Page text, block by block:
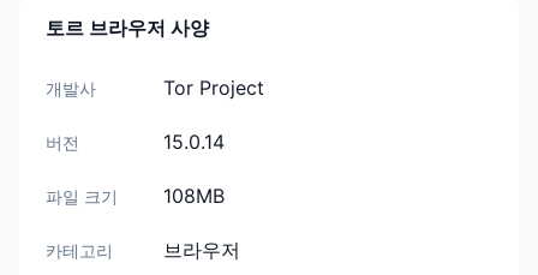
토르 브라우저 사양
개발사 Tor Project
버전 15.0.14
파일 크기 108MB
카테고리 브라우저